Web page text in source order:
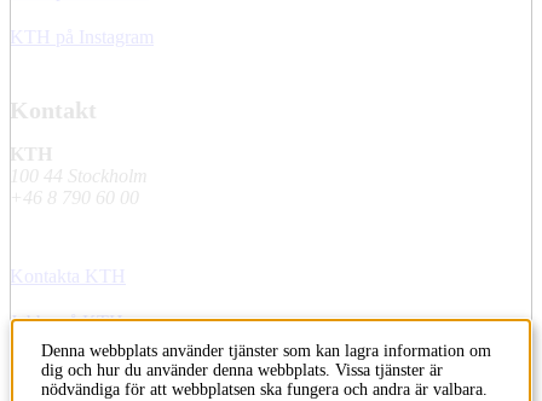
KTH på Instagram
Kontakt
KTH
100 44 Stockholm
+46 8 790 60 00
Kontakta KTH
Jobba på KTH
Press och media
Denna webbplats använder tjänster som kan lagra information om
dig och hur du använder denna webbplats. Vissa tjänster är
nödvändiga för att webbplatsen ska fungera och andra är valbara.